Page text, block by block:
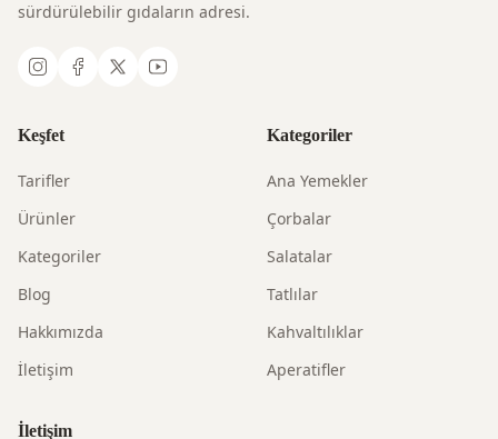
sürdürülebilir gıdaların adresi.
Keşfet
Tarifler
Ürünler
Kategoriler
Blog
Hakkımızda
İletişim
Kategoriler
Ana Yemekler
Çorbalar
Salatalar
Tatlılar
Kahvaltılıklar
Aperatifler
İletişim